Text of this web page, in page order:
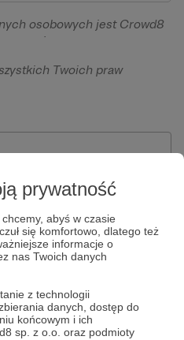
prywatność
abyś w czasie
się komfortowo, dlatego też
informacje o
nas Twoich danych
z technologii
danych, dostęp do
końcowym i ich
sp. z o.o. oraz podmioty
osobowych jest Crowd8
ul. Żwirki i Wigury 16, 02-
będą przetwarzane w
umowy zawartej z Tobą, w
dokonywania oraz
platformie oraz
Twoich praw
o ochronie
zautomatyzowanemu
Twoich danych
niepełnoletnich możliwa
formularza "Zgodna na
formularz
Patronite.pl.